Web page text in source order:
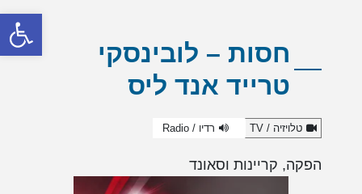
חסות – לובינסקי
טרייד אנד ליס
טלויזיה / TV רדיו / Radio
הפקה, קריינות וסאונד